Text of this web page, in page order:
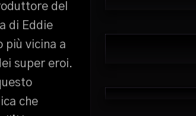
del
di Eddie
più vicina a
super eroi.
che